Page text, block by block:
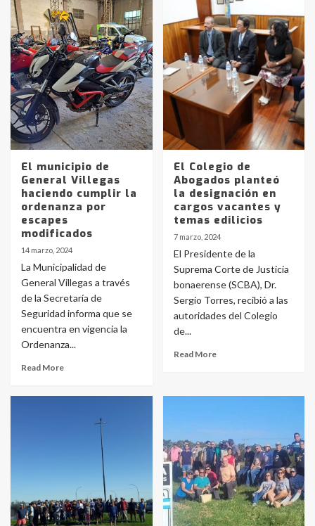
El municipio de
General Villegas
haciendo cumplir la
ordenanza por
escapes
modificados
14 marzo, 2024
La Municipalidad de
General Villegas a través
de la Secretaría de
Seguridad informa que se
encuentra en vigencia la
Ordenanza...
Read More
El Colegio de
Abogados planteó
la designación en
cargos vacantes y
temas edilicios
7 marzo, 2024
El Presidente de la
Suprema Corte de Justicia
bonaerense (SCBA), Dr.
Sergio Torres, recibió a las
autoridades del Colegio
de...
Read More